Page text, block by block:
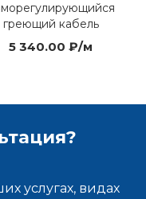
греющий кабель
5 340.00 ₽/м
услугах, видах